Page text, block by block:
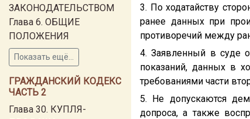
ЗАКОНОДАТЕЛЬСТВОМ
Глава 6. ОБЩИЕ
ПОЛОЖЕНИЯ
Показать ещё...
ГРАЖДАНСКИЙ КОДЕКС
ЧАСТЬ 2
Глава 30. КУПЛЯ-
3. По ходатайству
ранее данных при
противоречий между
4. Заявленный в суде
показаний, данных в
требованиями части
5. Не допускаются
допроса, а также